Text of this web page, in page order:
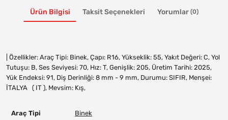
Ürün Bilgisi Taksit Seçenekleri Yorumlar (0)
| Özellikler: Araç Tipi: Binek, Çapı: R16, Yükseklik: 55, Yakıt Değeri: C, Yol
Tutuşu: B, Ses Seviyesi: 70, Hız: T, Genişlik: 205, Üretim Tarihi: 2025,
Yük Endeksi: 91, Diş Derinliği: 8 mm - 9 mm, Durumu: SIFIR, Menşei:
İTALYA ( IT ), Mevsim: Kış,
Araç Tipi Binek